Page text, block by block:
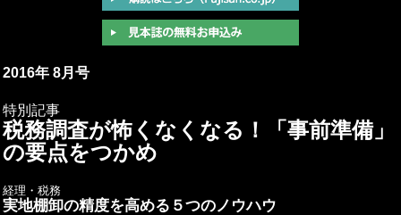
2016年 8月号
特別記事
税務調査が怖くなくなる！「事前準備」
の要点をつかめ
経理・税務
実地棚卸の精度を高める５つのノウハウ